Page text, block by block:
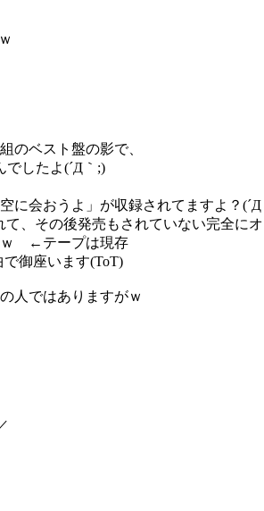
のベスト盤の影で、
でしたよ(´Д｀;)
に会おうよ」が収録されてますよ？(´Д
、その後発売もされていない完全に
ｗ ←テープは現存
御座います(ToT)
人ではありますがｗ